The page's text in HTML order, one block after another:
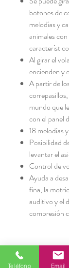
botones de
melodías y
animales
Al girar el
encienden y
A partir de
mundo que
con el panel
18 melodías
Posibilidad
levantar el
Control de
Ayuda a
fina, la
auditivo y el
compresión
Teléfono Email